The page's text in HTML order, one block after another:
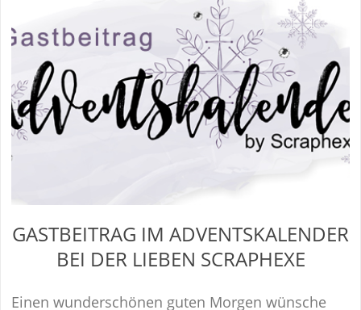
GASTBEITRAG IM ADVENTSKALENDER
BEI DER LIEBEN SCRAPHEXE
Einen wunderschönen guten Morgen wünsche